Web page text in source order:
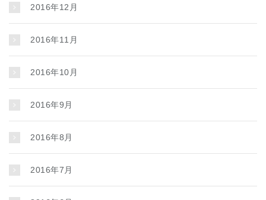
2016年12月
2016年11月
2016年10月
2016年9月
2016年8月
2016年7月